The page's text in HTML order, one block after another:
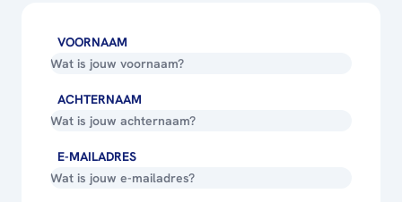
VOORNAAM
ACHTERNAAM
E-MAILADRES